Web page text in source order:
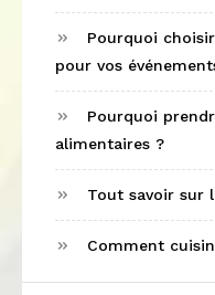
Pourquoi
pour vos
Pourquoi
alimentaires ?
Tout savoir sur
Comment